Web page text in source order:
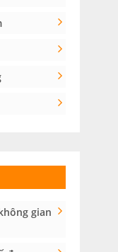
gian